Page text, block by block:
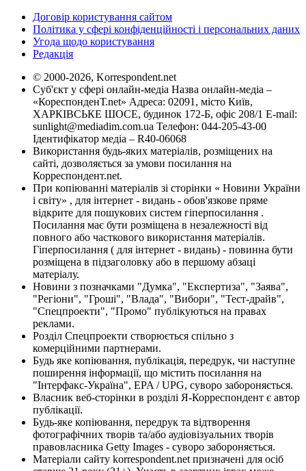
Договір користування сайтом
Політика у сфері конфіденційності і персональних даних
Угода щодо користування
Редакція
© 2000-2026, Korrespondent.net
Суб'єкт у сфері онлайн-медіа Назва онлайн-медіа –
«КореспонденТ.net» Адреса: 02091, місто Київ,
ХАРКІВСЬКЕ ШОСЕ, будинок 172-Б, офіс 208/1 E-mail:
sunlight@mediadim.com.ua Телефон: 044-205-43-00
Ідентифікатор медіа – R40-06068
Використання будь-яких матеріалів, розміщених на
сайті, дозволяється за умови посилання на
Корреспондент.net.
При копіюванні матеріалів зі сторінки « Новини України
і світу» , для інтернет - видань - обов'язкове пряме
відкрите для пошукових систем гіперпосилання .
Посилання має бути розміщена в незалежності від
повного або часткового використання матеріалів.
Гіперпосилання ( для інтернет - видань) - повинна бути
розміщена в підзаголовку або в першому абзаці
матеріалу.
Новини з позначками "Думка", "Експертиза", "Заява",
"Регіони", "Гроші", "Влада", "Вибори", "Тест-драйв",
"Спецпроекти", "Промо" публікуються на правах
реклами.
Розділ Спецпроекти створюється спільно з
комерційними партнерами.
Будь яке копіювання, публікація, передрук, чи наступне
поширення інформації, що містить посилання на
"Інтерфакс-Україна", EPA / UPG, суворо забороняється.
Власник веб-сторінки в розділі Я-Корреспондент є автор
публікації.
Будь-яке копіювання, передрук та відтворення
фотографічних творів та/або аудіовізуальних творів
правовласника Getty Images - суворо забороняється.
Матеріали сайту korrespondent.net призначені для осіб